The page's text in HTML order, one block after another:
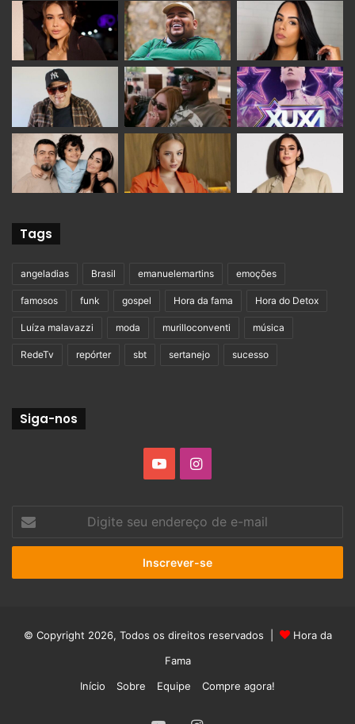
Tags
angeladias Brasil emanuelemartins emoções
famosos funk gospel Hora da fama Hora do Detox
Luíza malavazzi moda murilloconventi música
RedeTv repórter sbt sertanejo sucesso
Siga-nos
YouTubeInstagram
seu
endereço
e-
© Copyright 2026, Todos os direitos reservados |
Hora da
Fama
Início
Sobre Equipe Compre agora!